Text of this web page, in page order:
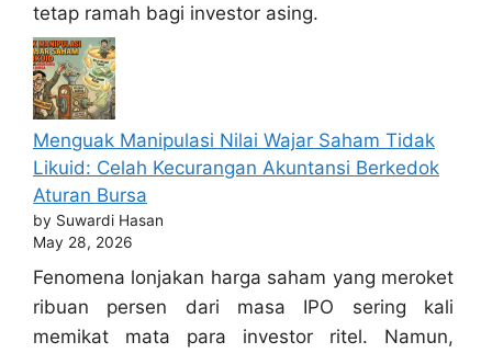
tetap ramah bagi investor asing.
Menguak Manipulasi Nilai Wajar Saham Tidak
Likuid: Celah Kecurangan Akuntansi Berkedok
Aturan Bursa
by Suwardi Hasan
May 28, 2026
Fenomena lonjakan harga saham yang meroket
ribuan persen dari masa IPO sering kali
memikat mata para investor ritel. Namun,